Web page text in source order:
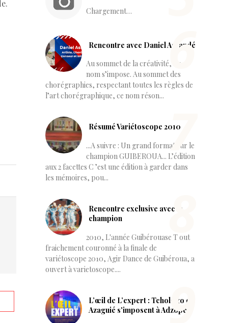
Chargement…
Rencontre avec Daniel Assandé
Au sommet de la créativité, un
nom s’impose. Au sommet des
chorégraphies, respectant toutes les règles de
l’art chorégraphique, ce nom réson...
Résumé Variétoscope 2010
...A suivre : Un grand format sur le
champion GUIBEROUA... L’édition
aux 2 facettes C ’est une édition à garder dans
les mémoires, pou...
Rencontre exclusive avec le
champion
2010, L'année Guibérouase T out
fraichement couronné à la finale de
variétoscope 2010, Agir Dance de Guibéroua, a
ouvert à varietoscope....
L’œil de L’expert : Tchologo et
Azaguié s'imposent à Adzopé.